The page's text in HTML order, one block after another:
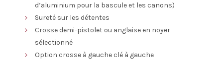
d’aluminium pour la bascule et les canons)
Sureté sur les détentes
Crosse demi-pistolet ou anglaise en noyer
sélectionné
Option crosse à gauche clé à gauche